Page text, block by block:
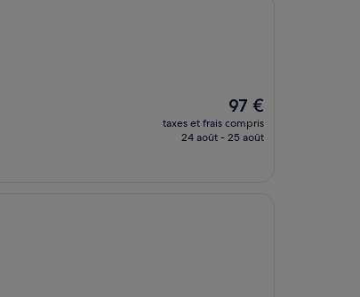
Le
nouveau
prix
97 €
taxes et frais compris
24 août - 25 août